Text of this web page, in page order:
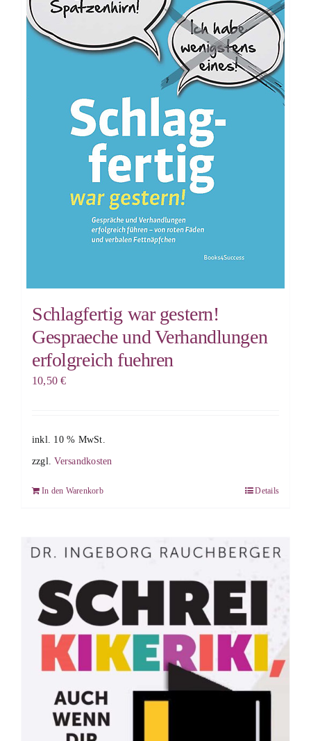
Schlagfertig war gestern!
Gespraeche und Verhandlungen
erfolgreich fuehren
10,50€
inkl. 10 % MwSt.
zzgl.Versandkosten
In den Warenkorb Details